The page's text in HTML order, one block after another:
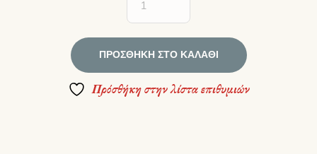
ΠΡΟΣΘΉΚΗ ΣΤΟ ΚΑΛΆΘΙ
Πρόσθήκη στην λίστα επιθυμιών